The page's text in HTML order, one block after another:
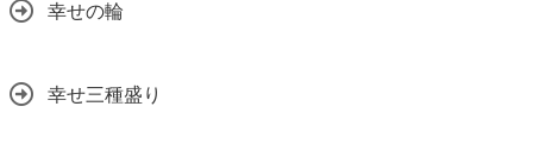
幸せの輪
幸せ三種盛り